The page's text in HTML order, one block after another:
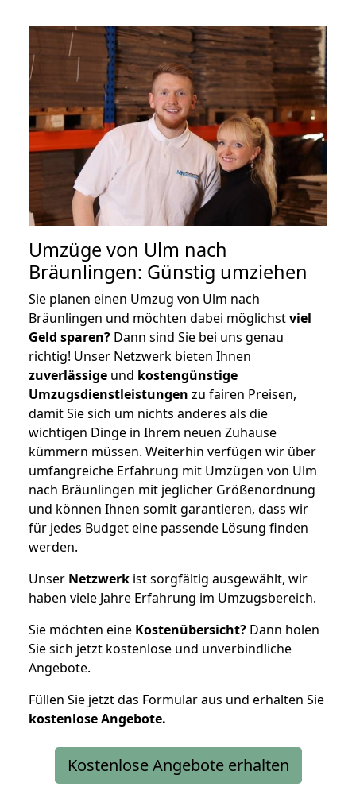
Umzüge von Ulm nach
Bräunlingen: Günstig umziehen
Sie planen einen Umzug von Ulm nach
Bräunlingen und möchten dabei möglichstviel
Geld sparen? Dann sind Sie bei uns genau
richtig! Unser Netzwerk bieten Ihnen
zuverlässige und kostengünstige
Umzugsdienstleistungen zu fairen Preisen,
damit Sie sich um nichts anderes als die
wichtigen Dinge in Ihrem neuen Zuhause
kümmern müssen. Weiterhin verfügen wir über
umfangreiche Erfahrung mit Umzügen von Ulm
nach Bräunlingen mit jeglicher Größenordnung
und können Ihnen somit garantieren, dass wir
für jedes Budget eine passende Lösung finden
werden.
Unser Netzwerk ist sorgfältig ausgewählt, wir
haben viele Jahre Erfahrung im Umzugsbereich.
Sie möchten eine Kostenübersicht? Dann holen
Sie sich jetzt kostenlose und unverbindliche
Angebote.
Füllen Sie jetzt das Formular aus und erhalten Sie
kostenloseAngebote.
Kostenlose Angebote erhalten